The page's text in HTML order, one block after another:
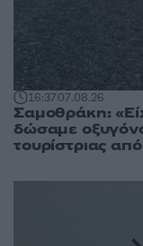
16:3707.08.26
Σαμοθράκη:
δώσαμε
τουρίστριας